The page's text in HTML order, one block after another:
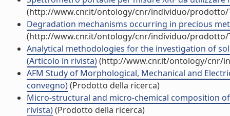
(http://www.cnr.it/ontology/cnr/individuo/prodotto/
Degradation mechanisms occurring in precious
(http://www.cnr.it/ontology/cnr/individuo/prodotto/
Analytical methodologies for the investigation of
(Articolo in rivista)(http://www.cnr.it/ontology/cnr/
AFM Study of Morphological, Mechanical and
convegno)(Prodotto della ricerca)
Micro-structural and micro-chemical composition
rivista)(Prodotto della ricerca)